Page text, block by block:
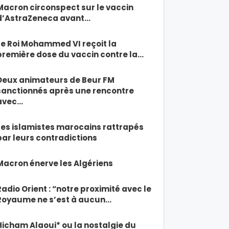
circonspect sur le vaccin
avant…
Roi Mohammed VI reçoit la
dose du vaccin contre la…
animateurs de Beur FM
après une rencontre
islamistes marocains rattrapés
leurs contradictions
énerve les Algériens
Orient : “notre proximité avec le
ne s’est à aucun…
Alaoui* ou la nostalgie du